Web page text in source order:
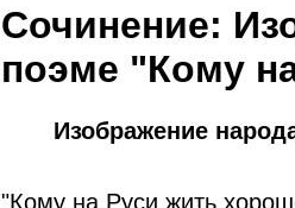
Сочинение:
поэме "Кому
Изображение
"Кому на Руси жить